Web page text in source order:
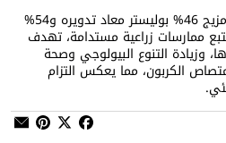
قماش جاكار المميز مصنوع من مزيج 46% بوليستر معاد تدويره و54%
ممارسات زراعية مستدامة، تهدف
وزيادة التنوع البيولوجي وصحة
الكربون، مما يعكس التزام